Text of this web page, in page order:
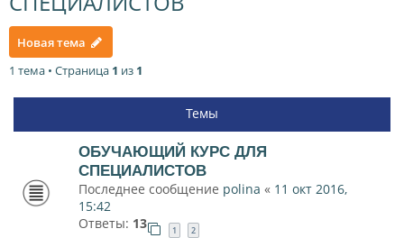
Новая тема
1 тема • Страница 1 из 1
Темы
ОБУЧАЮЩИЙ КУРС ДЛЯ
СПЕЦИАЛИСТОВ
Последнее сообщение polina « 11 окт 2016,
15:42
Ответы: 13 1 2